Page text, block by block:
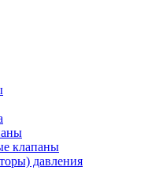
клапаны
давления